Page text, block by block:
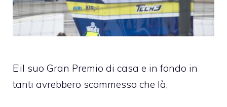
E’il suo Gran Premio di casa e in fondo in
tanti avrebbero scommesso che là,